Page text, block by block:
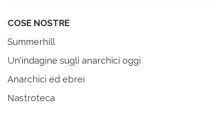
COSE NOSTRE
Summerhill
Un'indagine sugli anarchici oggi
Anarchici ed ebrei
Nastroteca